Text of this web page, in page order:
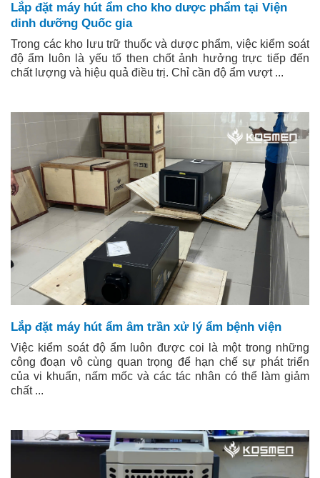
Lắp đặt máy hút ẩm cho kho dược phẩm tại Viện
dinh dưỡng Quốc gia
Trong các kho lưu trữ thuốc và dược phẩm, việc kiểm soát
độ ẩm luôn là yếu tố then chốt ảnh hưởng trực tiếp đến
chất lượng và hiệu quả điều trị. Chỉ cần độ ẩm vượt ...
Lắp đặt máy hút ẩm âm trần xử lý ẩm bệnh viện
Việc kiểm soát độ ẩm luôn được coi là một trong những
công đoạn vô cùng quan trọng để hạn chế sự phát triển
của vi khuẩn, nấm mốc và các tác nhân có thể làm giảm
chất ...